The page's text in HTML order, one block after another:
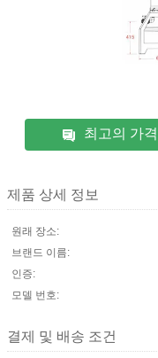
최고의 가격
제품 상세 정보
원래 장소:
브랜드 이름:
인증:
모델 번호:
결제 및 배송 조건